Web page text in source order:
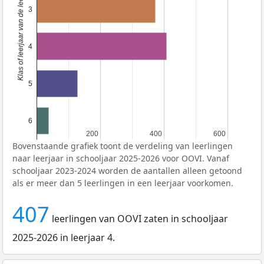
200
200 400
400 600
600
3
4
5
6
Klas of leerjaar van de leerlingen
Bovenstaande grafiek toont de verdeling van leerlingen
naar leerjaar in schooljaar 2025-2026 voor OOVI. Vanaf
schooljaar 2023-2024 worden de aantallen alleen getoond
als er meer dan 5 leerlingen in een leerjaar voorkomen.
407 leerlingen van OOVI zaten in schooljaar
2025-2026 in leerjaar 4.